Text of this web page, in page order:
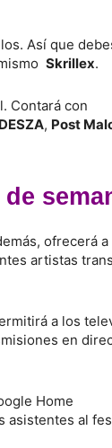
Así que
Skrillex.
Contará con
, Post
ofrecerá a
artistas
a los
en
Home
asistentes al